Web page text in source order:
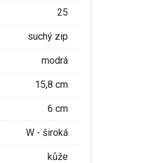
25
suchý zip
modrá
15,8 cm
6 cm
W - široká
kůže